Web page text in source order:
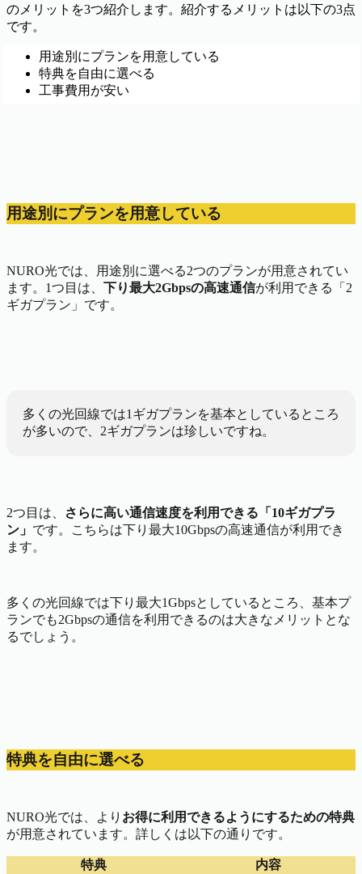
のメリットを3つ紹介します。紹介するメリットは以下の3点
です。
用途別にプランを用意している
特典を自由に選べる
工事費用が安い
用途別にプランを用意している
NURO光では、用途別に選べる2つのプランが用意されてい
ます。1つ目は、 下り最大2Gbpsの高速通信が利用できる「2
ギガプラン」です。
多くの光回線では1ギガプランを基本としているところ
が多いので、2ギガプランは珍しいですね。
2つ目は、
さらに高い通信速度を利用できる「10ギガプラ
ン」 です。こちらは下り最大10Gbpsの高速通信が利用でき
ます。
多くの光回線では下り最大1Gbpsとしているところ、基本プ
ランでも2Gbpsの通信を利用できるのは大きなメリットとな
るでしょう。
特典を自由に選べる
NURO光では、よ り お得に利用できるようにするための特典
が用意されています。詳しくは以下の通りです。
特典 内容